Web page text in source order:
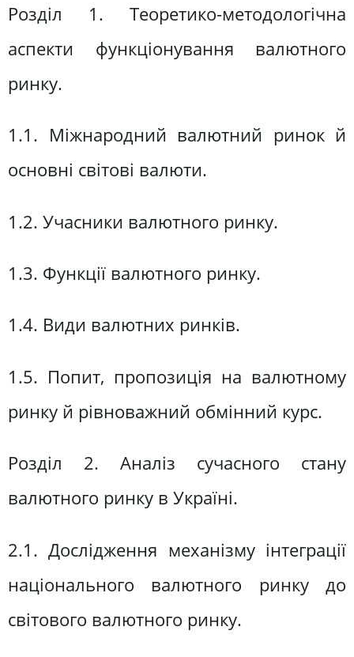
Розділ 1. Теоретико-методологічна
аспекти функціонування валютного
ринку.
1.1. Міжнародний валютний ринок й
основні світові валюти.
1.2. Учасники валютного ринку.
1.3. Функції валютного ринку.
1.4. Види валютних ринків.
1.5. Попит, пропозиція на валютному
ринку й рівноважний обмінний курс.
Розділ 2. Аналіз сучасного стану
валютного ринку в Україні.
2.1. Дослідження механізму інтеграції
національного валютного ринку до
світового валютного ринку.